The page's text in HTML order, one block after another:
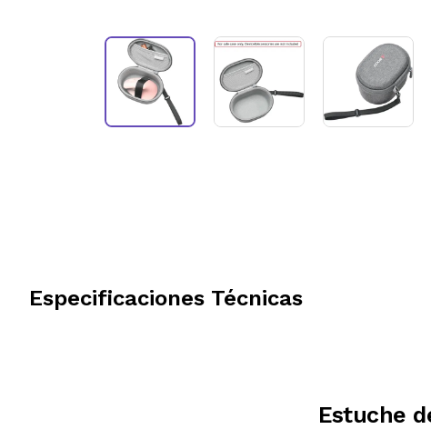
Especificaciones Técnicas
Estuche